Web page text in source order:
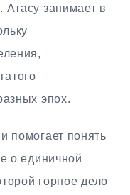
Атасу занимает в
эпох.
помогает понять
о единичной
горное дело